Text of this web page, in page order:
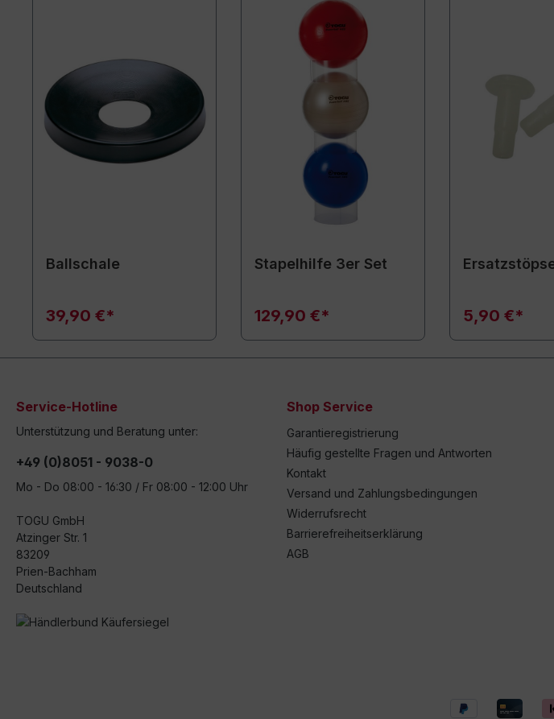
Ballschale
39,90 €*
Stapelhilfe 3er Set
129,90 €* 5,90 €*
Service-Hotline
Unterstützung und Beratung unter:
+49 (0)8051 - 9038-0
Mo - Do 08:00 - 16:30 / Fr 08:00 - 12:00 Uhr
TOGU GmbH
Atzinger Str. 1
83209
Prien-Bachham
Deutschland
Shop Service
Garantieregistrierung
Häufig gestellte Fragen und Antworten
Kontakt
Versand und Zahlungsbedingungen
Widerrufsrecht
Barrierefreiheitserklärung
AGB